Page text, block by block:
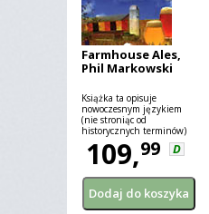
Farmhouse Ales,
Phil Markowski
Książka ta opisuje
nowoczesnym językiem
(nie stroniąc od
historycznych terminów)
rezultaty lat ewolucji i
doskonalenia prostych piw
wiejskich, prowadząc
współczesnych piwowarów
tych historycznych
trunków.
109,99 D